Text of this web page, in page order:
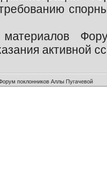
материалов
активной
поклонников Аллы Пугачевой